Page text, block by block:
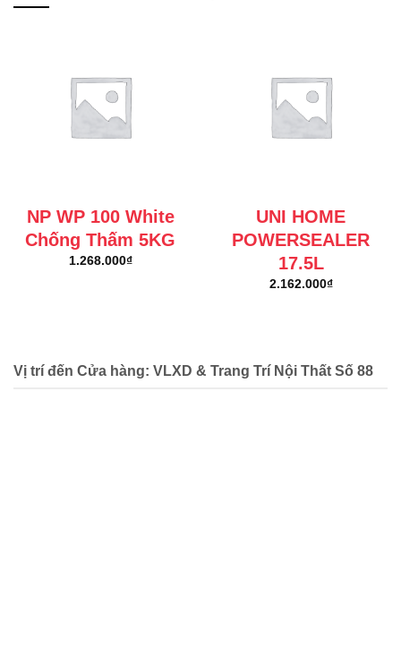
NP WP 100 White
Chống Thấm 5KG
1.268.000₫
UNI HOME
POWERSEALER
17.5L
2.162.000₫
Vị trí đến Cửa hàng: VLXD & Trang Trí Nội Thất Số 88